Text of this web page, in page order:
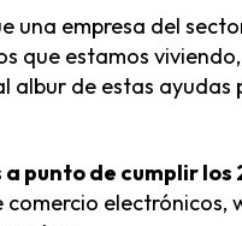
una empresa del
que estamos
albur de estas
a punto de cumplir
comercio electrónicos,